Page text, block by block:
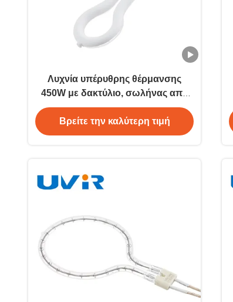
Λυχνία υπέρυθρης θέρμανσης
450W με δακτύλιο, σωλήνας από
γυαλί χαλαζία 8mm
Βρείτε την καλύτερη τιμή